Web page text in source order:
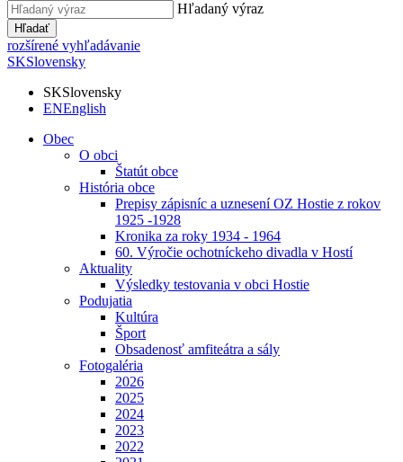
Hľadaný výraz
Hľadať
rozšírené vyhľadávanie
SKSlovensky
SKSlovensky
ENEnglish
Obec
O obci
Štatút obce
História obce
Prepisy zápisníc a uznesení OZ Hostie z rokov
1925 -1928
Kronika za roky 1934 - 1964
60. Výročie ochotníckeho divadla v Hostí
Aktuality
Výsledky testovania v obci Hostie
Podujatia
Kultúra
Šport
Obsadenosť amfiteátra a sály
Fotogaléria
2026
2025
2024
2023
2022